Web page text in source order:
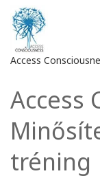
Access
Bejelentkezés
fiókba
Rólunk
Access
tréning